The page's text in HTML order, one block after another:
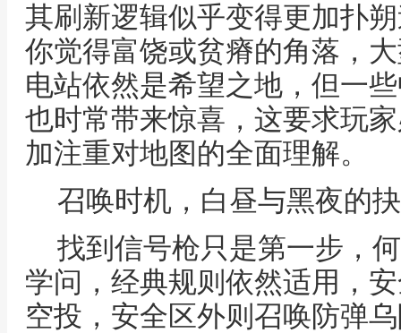
其刷新逻辑似乎变得更加扑
你觉得富饶或贫瘠的角落，
电站依然是希望之地，但一
也时常带来惊喜，这要求玩
加注重对地图的全面理解。
召唤时机，白昼与黑夜的
找到信号枪只是第一步，
学问，经典规则依然适用，
空投，安全区外则召唤防弹